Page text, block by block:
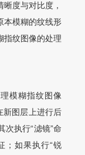
度与对比度，
本模糊的纹线形
指纹图像的处理
模糊指纹图像
新图层上进行后
次执行“滤镜”命
；如果执行“锐